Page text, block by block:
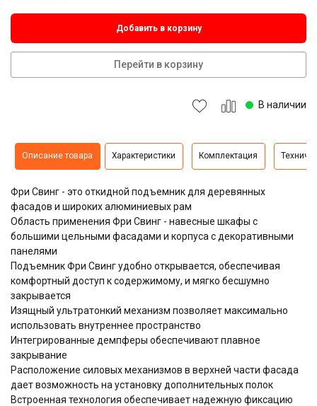
Добавить в корзину
Перейти в корзину
В наличии
Описание товара Характеристики Комплектация
Фри Свинг - это откидной подъемник для деревянных
фасадов и широких алюминиевых рам
Область применения Фри Свинг - навесные шкафы с
большими цельными фасадами и корпуса с декоративными
панелями
Подъемник Фри Свинг удобно открывается, обеспечивая
комфортный доступ к содержимому, и мягко бесшумно
закрывается
Изящный ультратонкий механизм позволяет максимально
использовать внутреннее пространство
Интегрированные демпферы обеспечивают плавное
закрывание
Расположение силовых механизмов в верхней части фасада
дает возможность на установку дополнительных полок
Встроенная технология обеспечивает надежную фиксацию